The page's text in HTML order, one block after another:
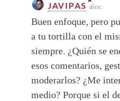
JAVIPAS dice:
Buen enfoque, pero
a tu tortilla con el
siempre. ¿Quién se
esos comentarios,
moderarlos? ¿Me
medio? Porque si el